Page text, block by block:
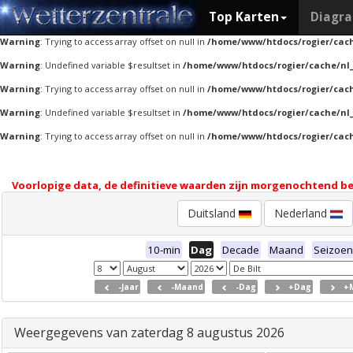
Warning: Undefined variable $resultset in/home/www/htdocs/rogier/cache/
Warning: Trying to access array offset on null in /home/www/htdocs/rogier/
Warning: Undefined variable $resultset in /home/www/htdocs/rogier/cache/
Warning: Trying to access array offset on null in /home/www/htdocs/rogier/
Warning: Undefined variable $resultset in /home/www/htdocs/rogier/cache/
Warning: Trying to access array offset on null in /home/www/htdocs/rogier/
Top Karten
Voorlopige data, de definitieve waarden zijn morgenochtend
Duitsland Nederland
10-min Dag Decade Maand Seizoen
-Jaar -Maand -Dag +Dag
Weergegevens van zaterdag 8 augustus 2026